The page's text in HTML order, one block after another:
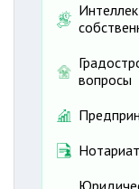
вопросы
Нотариат